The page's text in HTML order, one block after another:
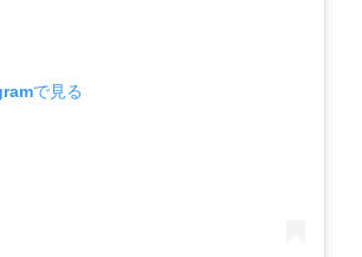
で見る